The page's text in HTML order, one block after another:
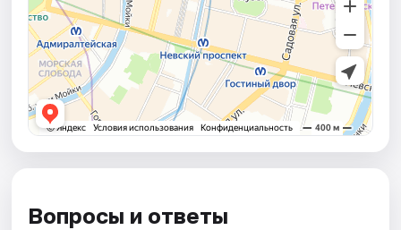
Вопросы и ответы